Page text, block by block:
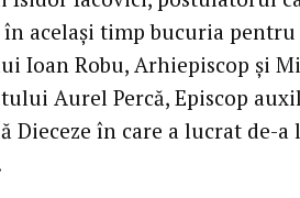
acelaşi timp bucuria pentru
Ioan Robu, Arhiepiscop şi
Aurel Percă, Episcop
Dieceze în care a lucrat de-a